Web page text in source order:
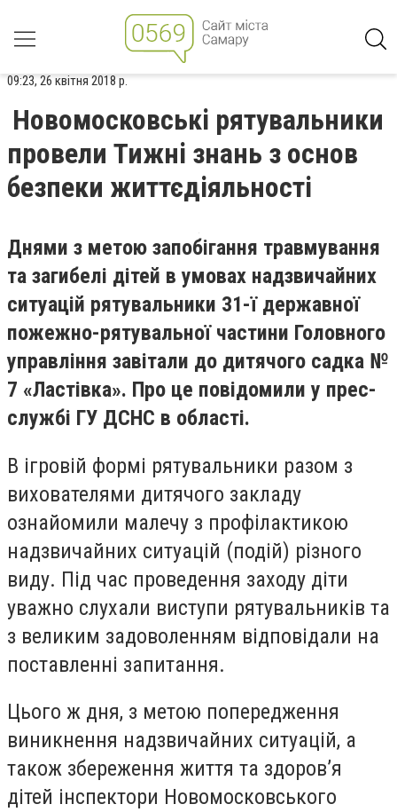
09:23, 26 квітня 2018 р.
Новомосковські рятувальники
провели Тижні знань з основ
безпеки життєдіяльності
Днями з метою запобігання травмування
та загибелі дітей в умовах надзвичайних
ситуацій рятувальники 31-ї державної
пожежно-рятувальної частини Головного
управління завітали до дитячого садка №
7 «Ластівка». Про це повідомили у прес-
службі ГУ ДСНС в області.
В ігровій формі рятувальники разом з
вихователями дитячого закладу
ознайомили малечу з профілактикою
надзвичайних ситуацій (подій) різного
виду. Під час проведення заходу діти
уважно слухали виступи рятувальників та
з великим задоволенням відповідали на
поставленні запитання.
Цього ж дня, з метою попередження
виникнення надзвичайних ситуацій, а
також збереження життя та здоров’я
дітей інспектори Новомосковського